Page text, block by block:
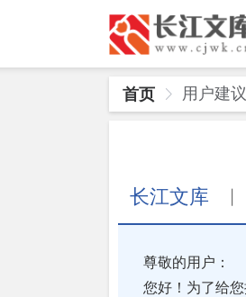
首页 用户建议
长江文库
尊敬的用户：
您好！为了给